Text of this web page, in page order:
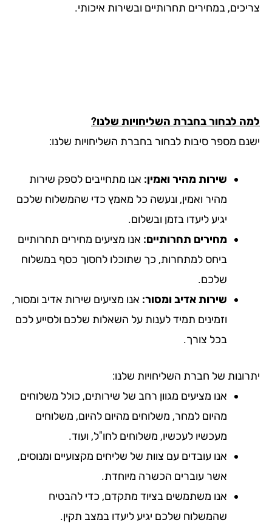
במחירים תחרותיים ובשירות איכותי.
לבחור בחברת השליחויות שלנו?
מספר סיבות לבחור בחברת השליחויות שלנו:
שירות מהיר ואמין:אנו מתחייבים לספק שירות
מהיר ואמין, ונעשה כל מאמץ כדי שהמשלוח שלכם
יגיע ליעדו בזמן ובשלום.
מחירים תחרותיים:אנו מציעים מחירים תחרותיים
ביחס למתחרות, כך שתוכלו לחסוך כסף במשלוח
שלכם.
שירות אדיב ומסור:אנו מציעים שירות אדיב ומסור,
וזמינים תמיד לענות על השאלות שלכם ולסייע לכם
בכל צורך.
של חברת השליחויות שלנו:
אנו מציעים מגוון רחב של שירותים, כולל משלוחים
מהיום למחר, משלוחים מהיום להיום, משלוחים
מעכשיו לעכשיו, משלוחים לחו"ל, ועוד.
אנו עובדים עם צוות של שליחים מקצועיים ומנוסים,
אשר עוברים הכשרה מיוחדת.
אנו משתמשים בציוד מתקדם, כדי להבטיח
שהמשלוח שלכם יגיע ליעדו במצב תקין.